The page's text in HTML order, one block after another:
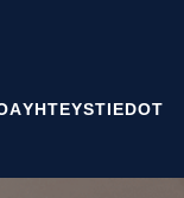
YHTEYSTIEDOT